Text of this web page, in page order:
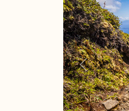
Pr�c�dent